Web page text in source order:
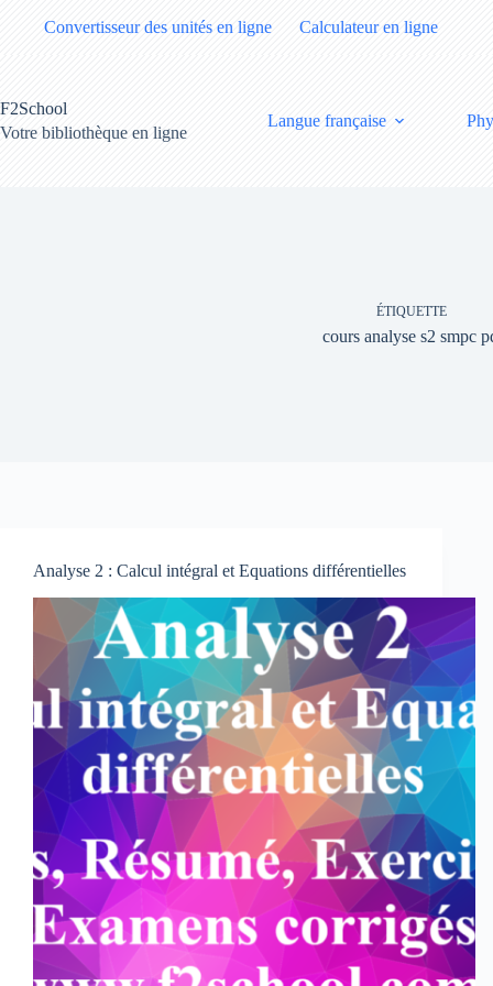
Convertisseur des unités en ligne Calculateur en ligne
F2School
Votre bibliothèque en ligne
Langue française
ÉTIQUETTE
cours analyse s2 smpc
Analyse 2 : Calcul intégral et Equations différentielles